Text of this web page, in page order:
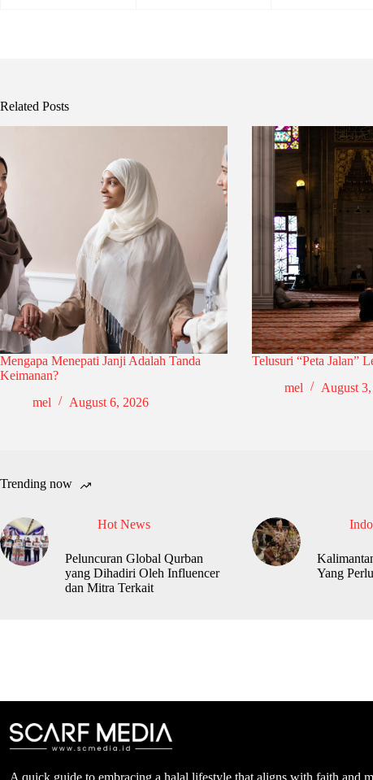
Related Posts
Mengapa Menepati Janji Adalah Tanda
Keimanan?
mel
August 6, 2026
Telusuri “Peta Jalan”
mel
August
Trending now
Hot News
Peluncuran Global Qurban
yang Dihadiri Oleh Influencer
dan Mitra Terkait
Yang
A quick guide to embracing a halal lifestyle that aligns with faith and